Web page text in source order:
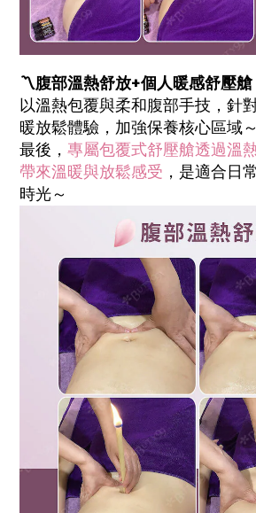
〽️腹部溫熱舒放+個人暖感舒壓艙
以溫熱包覆與柔和腹部手技，針
暖放鬆體驗，加強保養核心區域～
最後， 專屬包覆式舒壓艙透過溫
帶來溫暖與放鬆感受 ，是適合日
時光～